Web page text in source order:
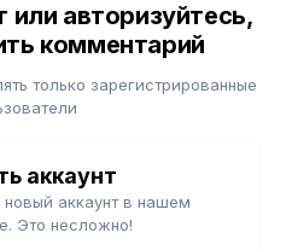
или авторизуйтесь,
комментарий
только зарегистрированные
аккаунт
новый аккаунт в нашем
Это несложно!